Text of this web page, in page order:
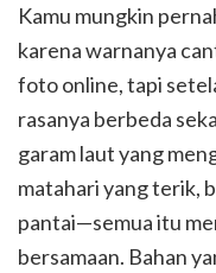
Kamu mungkin
karena warnanya
foto online, tapi
rasanya berbeda
garam laut yang
matahari yang terik,
pantai—semua itu
bersamaan. Bahan